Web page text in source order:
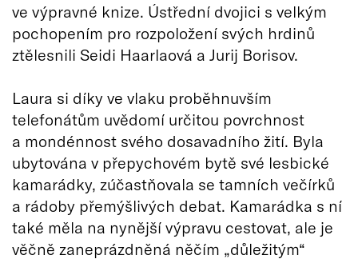
ve výpravné knize. Ústřední dvojici s velkým
pochopením pro rozpoložení svých hrdinů
ztělesnili Seidi Haarlaová a Jurij Borisov.
Laura si díky ve vlaku proběhnuvším
telefonátům uvědomí určitou povrchnost
a mondénnost svého dosavadního žití. Byla
ubytována v přepychovém bytě své lesbické
kamarádky, zúčastňovala se tamních večírků
a rádoby přemýšlivých debat. Kamarádka s ní
také měla na nynější výpravu cestovat, ale je
věčně zaneprázdněná něčím „důležitým“